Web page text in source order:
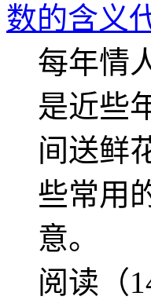
数的含义
每年情
是近些
间送鲜
些常用
意。
阅读（